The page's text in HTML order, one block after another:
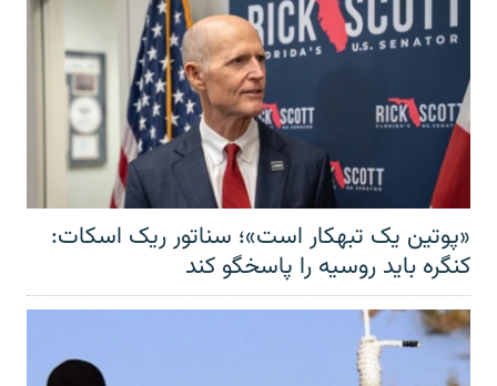
«پوتین یک تبهکار است»؛ سناتور ریک اسکات:
کنگره باید روسیه را پاسخگو کند